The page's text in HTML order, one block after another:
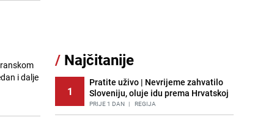
i dalje
/ Najčitanije
1
Pratite uživo | Nevrijeme zahvatilo
Sloveniju, oluje idu prema Hrvatskoj
PRIJE 1 DAN | REGIJA